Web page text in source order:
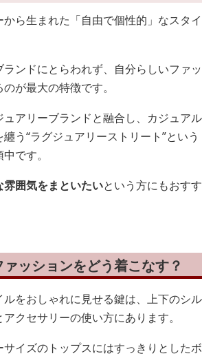
ら生まれた「自由で個性的」なスタイ
ンドにとらわれず、自分らしいファッ
が最大の特徴です。
アリーブランドと融合し、カジュアル
う“ラグジュアリーストリート”という
です。
囲気をまといたいという方にもおすす
ッションをどう着こなす？
ルをおしゃれに見せる鍵は、上下のシル
クセサリーの使い方にあります。
イズのトップスにはすっきりとしたボ